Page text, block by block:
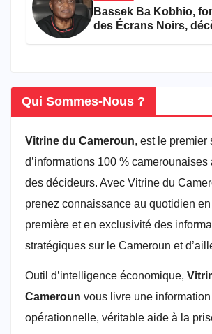
Bassek Ba Kobhio,
des Écrans Noirs,
Qui Sommes-Nous ?
Vitrine du Cameroun, est le premier
d’informations 100 % camerounaises
des décideurs. Avec Vitrine du
prenez connaissance au quotidien
première et en exclusivité des
stratégiques sur le Cameroun et
Outil d’intelligence économique,
Cameroun vous livre une
opérationnelle, véritable aide à la